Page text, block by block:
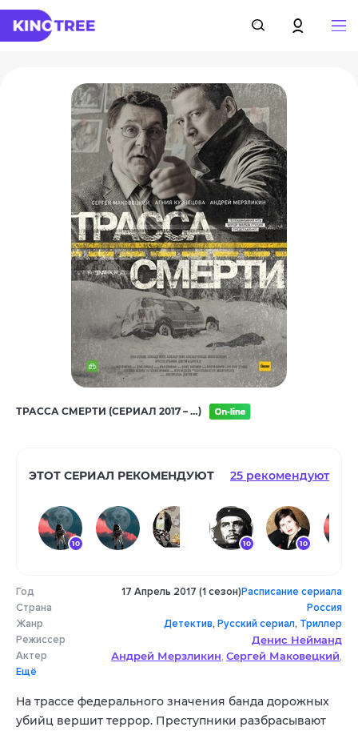
ТРАССА СМЕРТИ (СЕРИАЛ 2017 – …)
ЭТОТ СЕРИАЛ РЕКОМЕНДУЮТ 25 рекомендуют
10 10 10
10 7 9
Год
Страна
Жанр
Режиссер
Актер
Ещё
17 Апрель 2017 (1 сезон)Расписание сериала
Россия
Детектив, Русский сериал, Триллер
Денис Нейманд
Андрей Мерзликин, Сергей Маковецкий,
Тарас Колядов,Александр Корженков
Екатерина Крупенина, Дмитрий Бедарев
На трассе федерального значения банда дорожных
убийц вершит террор. Преступники разбрасывают